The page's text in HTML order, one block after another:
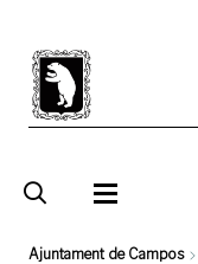
contenido
principal
Ajuntament de Campos